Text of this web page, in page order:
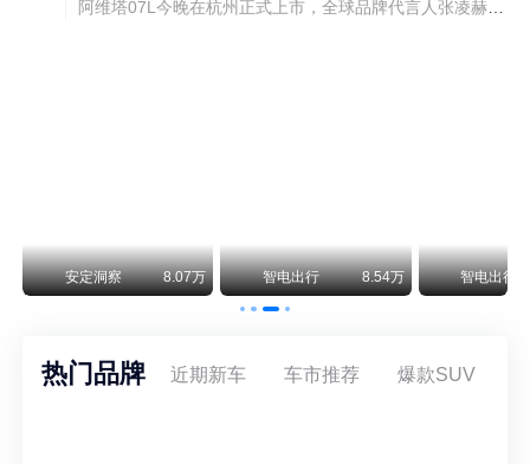
阿维塔07L今晚在杭州正式上市，全球品牌代言人张凌赫现场提车，成为这台车的第一位主人。三个版本：Elite纯电版22.99万，Max+后驱纯电版24.99万，Ultra三电机四驱版27.99万。
安定洞察 8.07万 智电出行 8.54万 智电出行
热门品牌 近期新车 车市推荐 爆款SUV